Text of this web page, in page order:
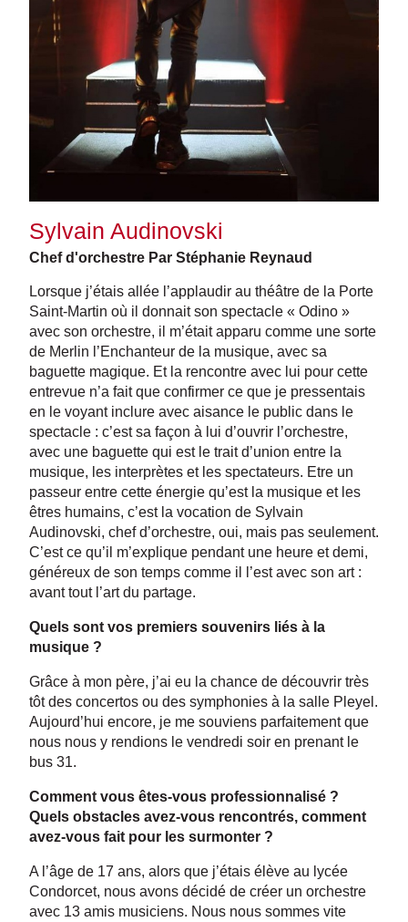
Sylvain Audinovski
Chef d'orchestre Par Stéphanie Reynaud
Lorsque j’étais allée l’applaudir au théâtre de la Porte
Saint-Martin où il donnait son spectacle « Odino »
avec son orchestre, il m’était apparu comme une sorte
de Merlin l’Enchanteur de la musique, avec sa
baguette magique. Et la rencontre avec lui pour cette
entrevue n’a fait que confirmer ce que je pressentais
en le voyant inclure avec aisance le public dans le
spectacle : c’est sa façon à lui d’ouvrir l’orchestre,
avec une baguette qui est le trait d’union entre la
musique, les interprètes et les spectateurs. Etre un
passeur entre cette énergie qu’est la musique et les
êtres humains, c’est la vocation de Sylvain
Audinovski, chef d’orchestre, oui, mais pas seulement.
C’est ce qu’il m’explique pendant une heure et demi,
généreux de son temps comme il l’est avec son art :
avant tout l’art du partage.
Quels sont vos premiers souvenirs liés à la
musique ?
Grâce à mon père, j’ai eu la chance de découvrir très
tôt des concertos ou des symphonies à la salle Pleyel.
Aujourd’hui encore, je me souviens parfaitement que
nous nous y rendions le vendredi soir en prenant le
bus 31.
Comment vous êtes-vous professionnalisé ?
Quels obstacles avez-vous rencontrés, comment
avez-vous fait pour les surmonter ?
A l’âge de 17 ans, alors que j’étais élève au lycée
Condorcet, nous avons décidé de créer un orchestre
avec 13 amis musiciens. Nous nous sommes vite